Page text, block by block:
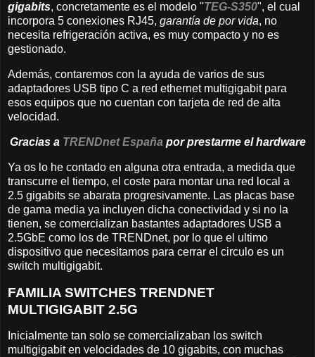
gigabits, concretamente es el modelo "TEG-S350", el cual
incorpora 5 conexiones RJ45, garantía de por vida, no
necesita refrigeración activa, es muy compacto y no es
gestionado.
Además, contaremos con la ayuda de varios de sus
adaptadores USB tipo C a red ethernet multigigabit para
esos equipos que no cuentan con tarjeta de red de alta
velocidad.
Gracias a TRENDnet España por prestarme el hardware
Ya os lo he contado en alguna otra entrada, a medida que
transcurre el tiempo, el coste para montar una red local a
2.5 gigabits se abarata progresivamente. Las placas base
de gama media ya incluyen dicha conectividad y si no la
tienen, se comercializan bastantes adaptadores USB a
2.5GbE como los de TRENDnet, por lo que el ultimo
dispositivo que necesitamos para cerrar el circulo es un
switch multigigabit.
FAMILIA SWITCHES TRENDNET
MULTIGIGABIT 2.5G
Inicialmente tan solo se comercializaban los switch
multigigabit en velocidades de 10 gigabits, con muchas